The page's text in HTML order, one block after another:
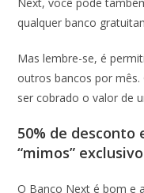
qualquer banco
Mas lembre-se, é
outros bancos por
ser cobrado o valor de
50% de desconto
“mimos”
O Banco Next é bom e